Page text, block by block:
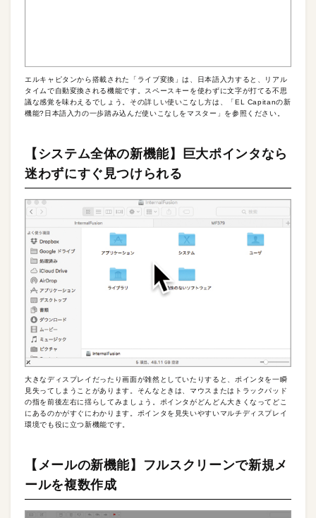
エルキャピタンから搭載された「ライブ変換」は、日本語入力すると、リアル
タイムで自動変換される機能です。スペースキーを使わずに文字が打てる不思
議な感覚を味わえるでしょう。その詳しい使いこなし方は、「EL Capitanの新
機能?日本語入力の一歩踏み込んだ使いこなしをマスター」を参照ください。
【システム全体の新機能】巨大ポインタなら
迷わずにすぐ見つけられる
大きなディスプレイだったり画面が雑然としていたりすると、ポインタを一瞬
見失ってしまうことがあります。そんなときは、マウスまたはトラックパッド
の指を前後左右に揺らしてみましょう。ポインタがどんどん大きくなってどこ
にあるのかがすぐにわかります。ポインタを見失いやすいマルチディスプレイ
環境でも役に立つ新機能です。
【メールの新機能】フルスクリーンで新規メ
ールを複数作成